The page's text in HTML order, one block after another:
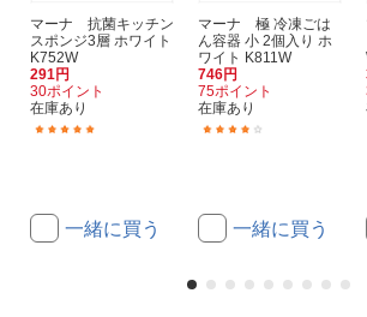
マーナ 抗菌キッチン
スポンジ3層 ホワイト
K752W
291円
30ポイント
在庫あり
一緒に買う
マーナ 極 冷凍ごは
ん容器 小 2個入り ホ
ワイト K811W
746円
75ポイント
在庫あり
一緒に買う